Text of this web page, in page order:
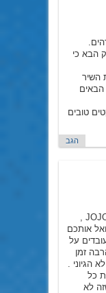
הבא כי
השיר
טובים
הגב
חבל שנטשתם את הפרוייקט של JOJO ,
אותכם
על
זמן
הגיוני .
כל
לא